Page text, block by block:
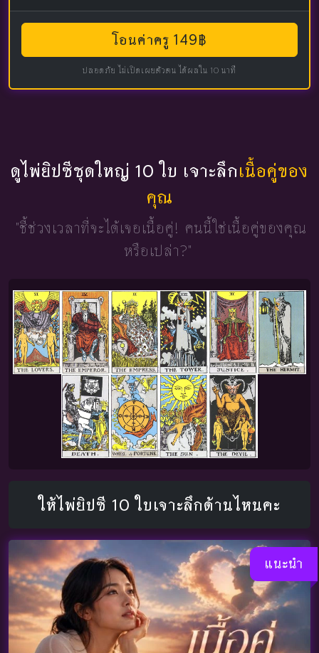
โอนค่าครู 149฿
ปลอดภัย ไม่เปิดเผยตัวตน ได้ผลใน 10 นาที
ดูไพ่ยิปซีชุดใหญ่ 10 ใบ เจาะลึกเนื้อคู่ของ
คุณ
"ชี้ช่วงเวลาที่จะได้เจอเนื้อคู่! คนนี้ใช่เนื้อคู่ของคุณ
หรือเปล่า?"
ให้ไพ่ยิปซี 10 ใบเจาะลึกด้านไหนคะ
แนะนำ